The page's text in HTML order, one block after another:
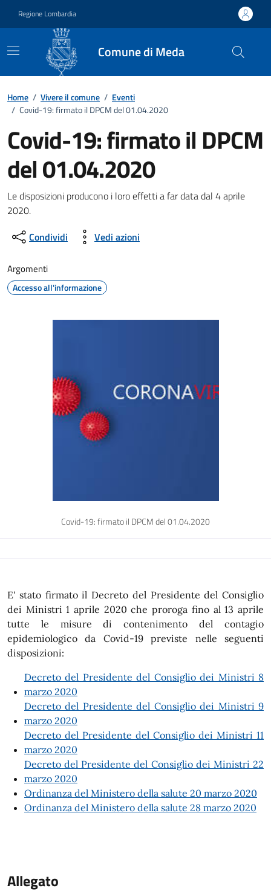
Regione Lombardia
Comune di Meda
Home / Vivere il comune / Eventi
/ Covid-19: firmato il DPCM del 01.04.2020
Covid-19: firmato il DPCM
del 01.04.2020
Dettagli della notizia
Le disposizioni producono i loro effetti a far data dal 4 aprile
2020.
Condividi
Vedi azioni
Argomenti
Accesso all'informazione
Covid-19: firmato il DPCM del 01.04.2020
E' stato firmato il Decreto del Presidente del Consiglio
dei Ministri 1 aprile 2020 che proroga fino al 13 aprile
tutte le misure di contenimento del contagio
epidemiologico da Covid-19 previste nelle seguenti
disposizioni:
Decreto del Presidente del Consiglio dei Ministri 8
marzo 2020
Decreto del Presidente del Consiglio dei Ministri 9
marzo 2020
Decreto del Presidente del Consiglio dei Ministri 11
marzo 2020
Decreto del Presidente del Consiglio dei Ministri 22
marzo 2020
Ordinanza del Ministero della salute 20 marzo 2020
Ordinanza del Ministero della salute 28 marzo 2020
Allegato